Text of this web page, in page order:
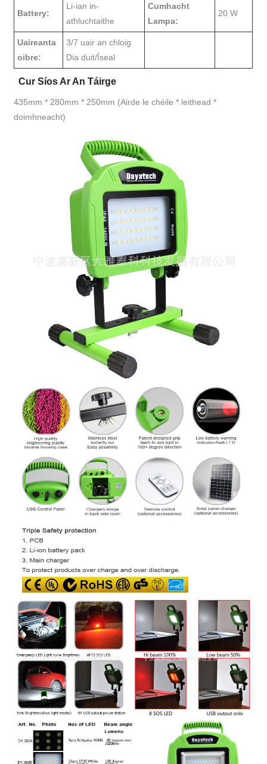
Battery:
Li-ian in-
athluchtaithe
Cumhacht
Lampa:
20 W
Uaireanta
oibre:
3/7 uair an chloig
Dia duit/Íseal
Cur Síos Ar An Táirge
435mm * 280mm * 250mm (Airde le chéile * leithead *
doimhneacht)